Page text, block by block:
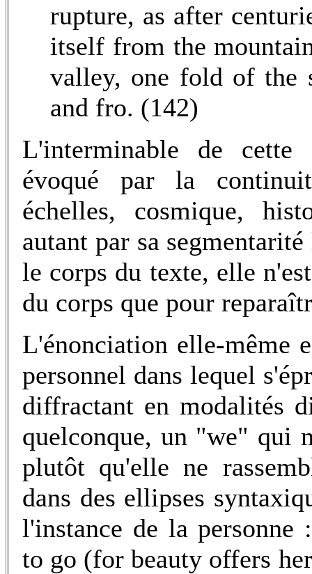
rupture, as after
itself from the
valley, one fold of the
and fro. (142)
L'interminable de cette
évoqué par la
échelles, cosmique,
autant par sa
le corps du texte, elle
du corps que pour
L'énonciation elle-même
personnel dans lequel
diffractant en modalités
quelconque, un "we" qui
plutôt qu'elle ne
dans des ellipses
l'instance de la
to go (for beauty offers